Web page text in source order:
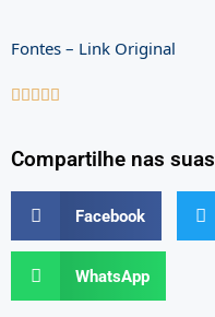
Fontes – Link Original
    
Compartilhe nas
Facebook
WhatsApp